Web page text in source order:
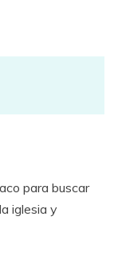
para buscar
iglesia y